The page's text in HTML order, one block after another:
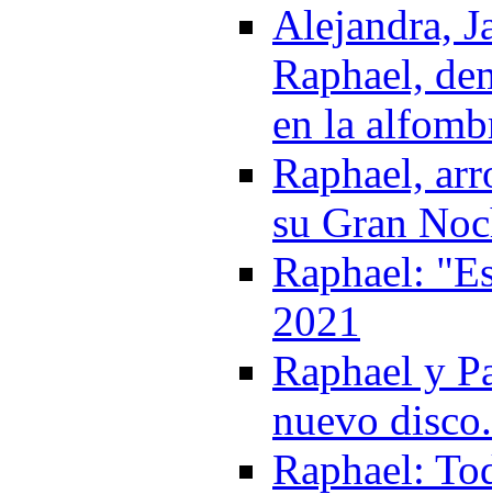
Alejandra,
Raphael,
en la
Raphael,
su Gran
Raphael:
2021
Raphael y
nuevo
Raphael: